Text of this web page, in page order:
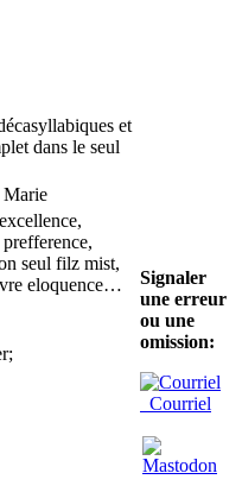
et
dans le seul
Marie
seul filz mist,
eloquence…
Signaler
une erreur
ou une
omission:
Courriel